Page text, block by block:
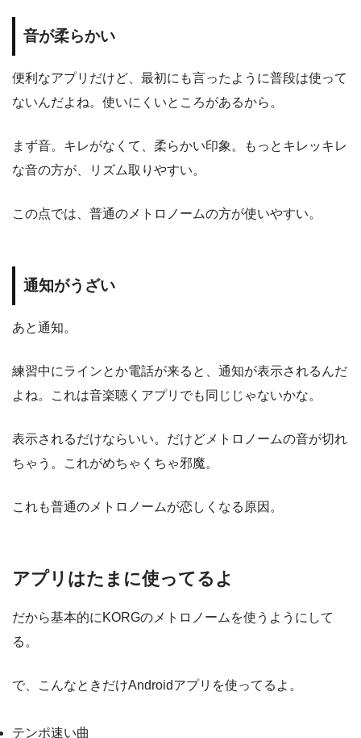
音が柔らかい
便利なアプリだけど、最初にも言ったように普段は使って
ないんだよね。使いにくいところがあるから。
まず音。キレがなくて、柔らかい印象。もっとキレッキレ
な音の方が、リズム取りやすい。
この点では、普通のメトロノームの方が使いやすい。
通知がうざい
あと通知。
練習中にラインとか電話が来ると、通知が表示されるんだ
よね。これは音楽聴くアプリでも同じじゃないかな。
表示されるだけならいい。だけどメトロノームの音が切れ
ちゃう。これがめちゃくちゃ邪魔。
これも普通のメトロノームが恋しくなる原因。
アプリはたまに使ってるよ
だから基本的にKORGのメトロノームを使うようにして
る。
で、こんなときだけAndroidアプリを使ってるよ。
テンポ速い曲